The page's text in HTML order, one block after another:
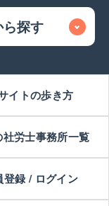
探す
イトの歩き方
社労士事務所一覧
登録 / ログイン